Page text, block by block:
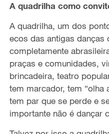
A quadrilha como
A quadrilha, um dos
ecos das antigas danças
completamente
praças e comunidades,
brincadeira, teatro
tem marcador, tem “olha
tem par que se perde e
importante não é dançar